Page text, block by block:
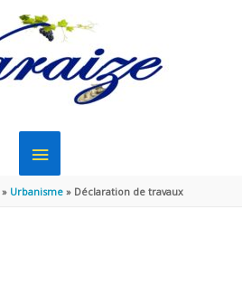
MENU
PRINCIPAL
Urbanisme Déclaration de travaux